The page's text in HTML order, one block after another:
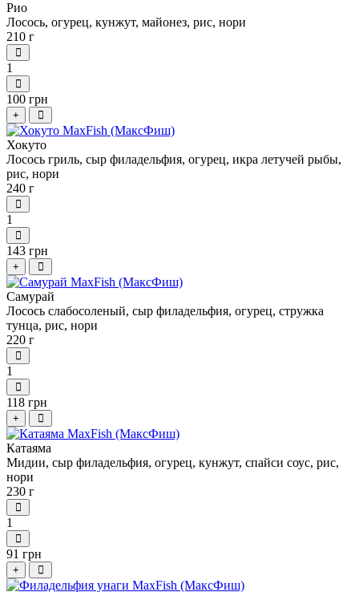
Рио
Лосось, огурец, кунжут, майонез, рис, нори
210 г
1
100 грн
+
Хокуто
Лосось гриль, сыр филадельфия, огурец, икра летучей рыбы,
рис, нори
240 г
1
143 грн
+
Самурай
Лосось слабосоленый, сыр филадельфия, огурец, стружка
тунца, рис, нори
220 г
1
118 грн
+
Катаяма
Мидии, сыр филадельфия, огурец, кунжут, спайси соус, рис,
нори
230 г
1
91 грн
+